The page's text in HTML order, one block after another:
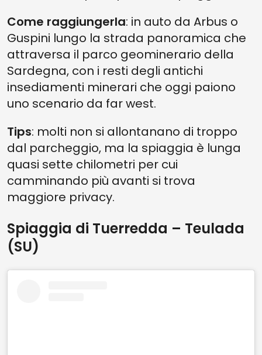
Come raggiungerla: in auto da Arbus o
Guspini lungo la strada panoramica che
attraversa il parco geominerario della
Sardegna, con i resti degli antichi
insediamenti minerari che oggi paiono
uno scenario da far west.
Tips: molti non si allontanano di troppo
dal parcheggio, ma la spiaggia è lunga
quasi sette chilometri per cui
camminando più avanti si trova
maggiore privacy.
Spiaggia di Tuerredda – Teulada
(SU)